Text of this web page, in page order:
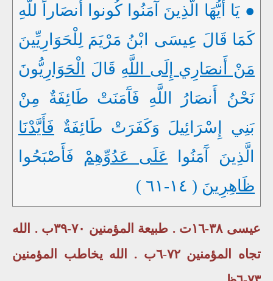
● يَا أَيُّهَا الَّذِينَ آَمَنُوا كُونوا أَنصَاراً للَّهِ
كَمَا قَالَ عِيسَى ابْنُ مَرْيَمَ لِلْحَوَارِيِّينَ
مَنْ أَنصَارِي إِلَى اللَّهِ قَالَ
الْحَوَارِيُّونَ
نَحْنُ أَنصَارُ اللَّهِ فَآَمَنَتْ طَائِفَةٌ مِنْ
بَنِي إِسْرَائِيلَ وَكَفَرَتْ طَائِفَةٌ فَأَيَّدْنَا
الَّذِينَ آَمَنُوا عَلَى عَدُوِّهِمْ فَأَصْبَحُوا
ظَاهِرِينَ ( ١٤-٦١ )
عيسى ٣٨-١٦ت . طبيعة المؤمنين ٧٠-٣٩ب . الله
تجاه المؤمنين ٧٢-٦ب . الله يخاطب المؤمنين